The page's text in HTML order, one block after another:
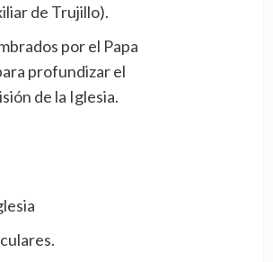
de Trujillo).
por el Papa
profundizar el
de la Iglesia.